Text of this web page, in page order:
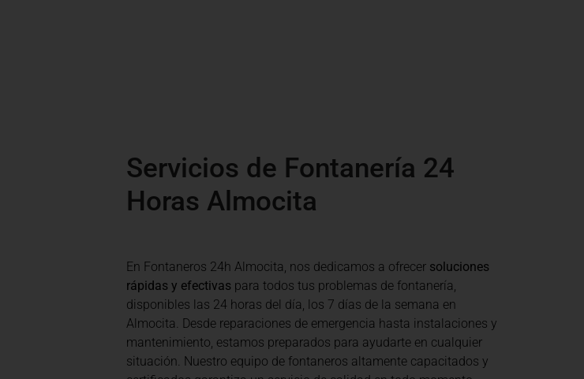
Servicios de Fontanería 24
Horas Almocita
En Fontaneros 24h Almocita, nos dedicamos a ofrecer soluciones
rápidas y efectivas para todos tus problemas de fontanería,
disponibles las 24 horas del día, los 7 días de la semana en
Almocita. Desde reparaciones de emergencia hasta instalaciones y
mantenimiento, estamos preparados para ayudarte en cualquier
situación. Nuestro equipo de fontaneros altamente capacitados y